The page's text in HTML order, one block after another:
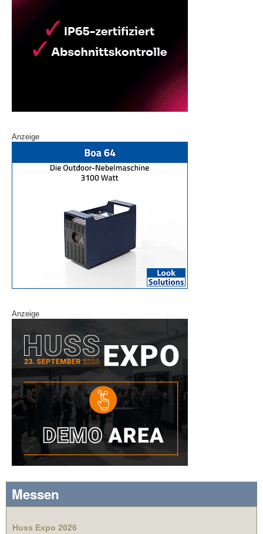
Anzeige
Anzeige
Messen
Huss Expo 2026